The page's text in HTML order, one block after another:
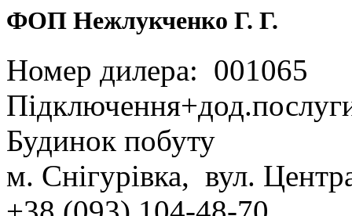
ФОП Нежлукченко Г. Г.
Номер дилера: 001065
Будинок побуту
м. Снігурівка, вул.